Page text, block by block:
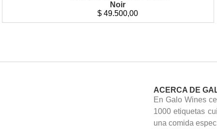
Noir
$ 49.500,00
ACERCA DE
En Galo Wines
1000 etiquetas
una comida